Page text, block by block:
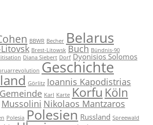
BBWR Becher Belarus
Brest-Litowsk Buch Bündnis-90
Diana Siebert Dorf Dyonisios Solomos
Geschichte
Görlitz Ioannis Kapodistrias
Karl Karte Korfu Köln
Mussolini Nikolaos Mantzaros
Polesia Polesien Russland Spreewald